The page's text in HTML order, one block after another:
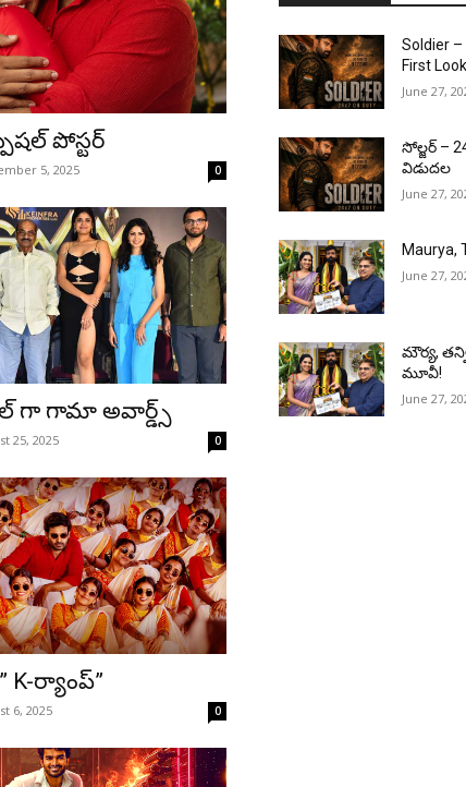
పోస్టర్
5, 2025 0
గా గామా అవార్డ్స్
25, 2025 0
K-ర్యాంప్”
6, 2025 0
Soldier –
First
June 27,
సోల్జర్ –
విడుదల
June 27,
Maurya,
June 27,
మౌర్య‌,
మూవీ!
June 27,